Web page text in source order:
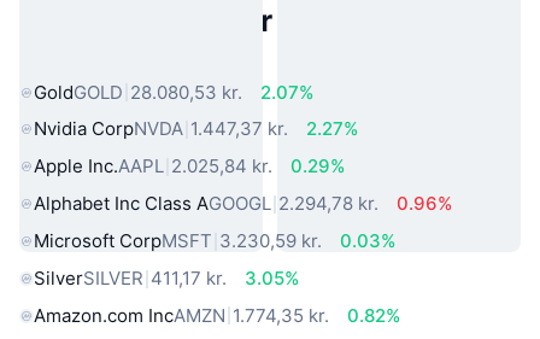
Populære aktiver fra den virkelige
GoldGOLD 28.080,53 kr.
2.07%
Nvidia CorpNVDA 1.447,37 kr.
2.27%
Apple Inc.AAPL 2.025,84 kr.
0.29%
Alphabet Inc Class AGOOGL 2.294,78 kr.
0.96%
Microsoft CorpMSFT 3.230,59 kr.
0.03%
SilverSILVER 411,17 kr.
3.05%
Amazon.com IncAMZN 1.774,35 kr.
0.82%